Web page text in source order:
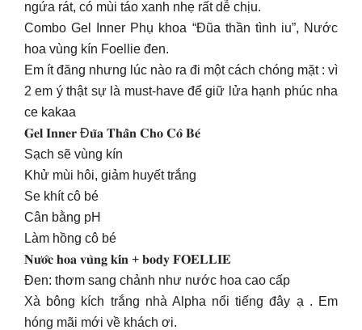
ngứa rát, có mùi táo xanh nhẹ rất dễ chịu.
Combo Gel Inner Phụ khoa “Đũa thần tình iu”, Nước
hoa vùng kín Foellie đen.
Em ít đăng nhưng lúc nào ra đi một cách chóng mặt : vì
2 em ý thật sự là must-have để giữ lửa hạnh phúc nha
ce kakaa
𝐆𝐞𝐥 𝐈𝐧𝐧𝐞𝐫 Đ𝐮̃𝐚 𝐓𝐡𝐚̂̀𝐧 𝐂𝐡𝐨 𝐂𝐨̂ 𝐁𝐞́
Sạch sẽ vùng kín
Khử mùi hôi, giảm huyết trắng
Se khít cô bé
Cân bằng pH
Làm hồng cô bé
𝐍𝐮̛𝐨̛́𝐜 𝐡𝐨𝐚 𝐯𝐮̀𝐧𝐠 𝐤𝐢́𝐧 + 𝐛𝐨𝐝𝐲 𝐅𝐎𝐄𝐋𝐋𝐈𝐄
Đen: thơm sang chảnh như nước hoa cao cấp
Xà bông kích trắng nhà Alpha nổi tiếng đây ạ . Em
hóng mãi mới về khách ơi.